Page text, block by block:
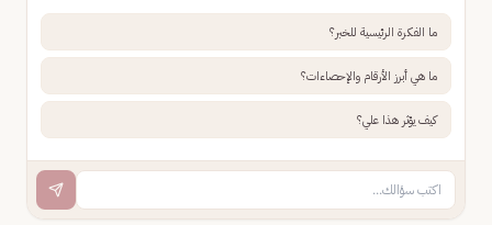
ما الفكرة الرئيسية للخبر؟
ما هي أبرز الأرقام والإحصاءات؟
كيف يؤثر هذا علي؟